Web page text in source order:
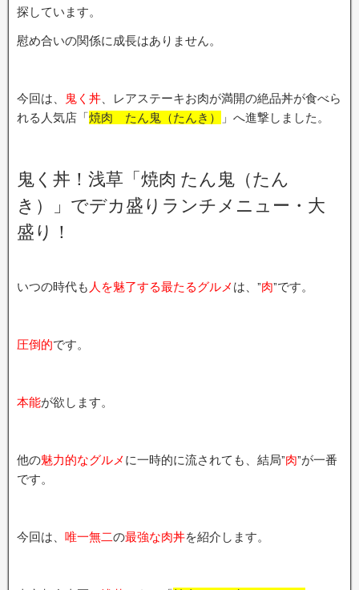
探しています。
慰め合いの関係に成長はありません。
今回は、 鬼く丼 、レアステーキお肉が満開の絶品丼が食べら
れる人気店「焼肉 たん鬼（たんき） 」へ進撃しました。
鬼く丼！浅草「焼肉 たん鬼（たん
き）」でデカ盛りランチメニュー・大
盛り！
いつの時代も 人を魅了する最たるグルメ は、”肉”です。
圧倒的です。
本能が欲します。
他の魅力的なグルメ に一時的に流されても、結局”肉”が一番
です。
今回は、 唯一無二の最強な肉丼を紹介します。